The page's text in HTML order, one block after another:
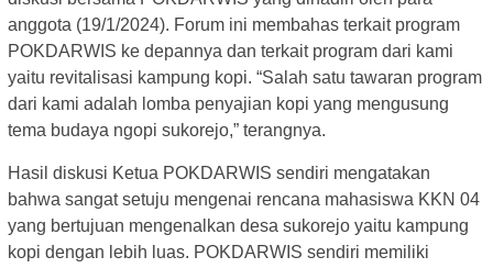
anggota (19/1/2024). Forum ini membahas terkait program
POKDARWIS ke depannya dan terkait program dari kami
yaitu revitalisasi kampung kopi. “Salah satu tawaran program
dari kami adalah lomba penyajian kopi yang mengusung
tema budaya ngopi sukorejo,” terangnya.
Hasil diskusi Ketua POKDARWIS sendiri mengatakan
bahwa sangat setuju mengenai rencana mahasiswa KKN 04
yang bertujuan mengenalkan desa sukorejo yaitu kampung
kopi dengan lebih luas. POKDARWIS sendiri memiliki